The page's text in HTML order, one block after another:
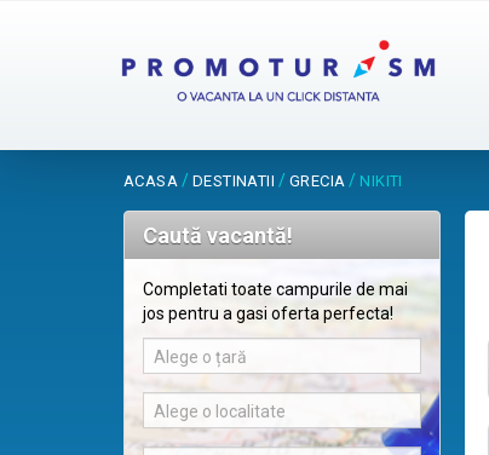
ACASA / DESTINATII / GRECIA / NIKITI
Caută vacantă!
Completati toate campurile de mai
jos pentru a gasi oferta perfecta!
Alege o țară
Alege o localitate